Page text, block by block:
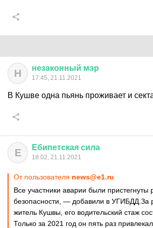
Н незаконный мэр
17:45, 21.11.2021
В Кушве одна пьянь проживает и
Е Ебипетская сила
18:02, 21.11.2021
От пользователя news@e1.ru
Все участники аварии были пристегнуты
безопасности, — добавили в УГИБДД.За
житель Кушвы, его водительский стаж
Только за 2021 год он пять раз